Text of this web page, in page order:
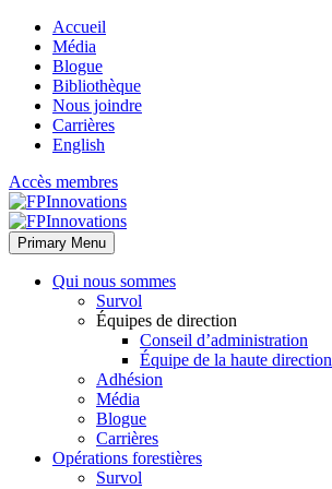
Accueil
Média
Blogue
Bibliothèque
Nous joindre
Carrières
English
Accès membres
Primary Menu
Qui nous sommes
Survol
Équipes de direction
Conseil d’administration
Équipe de la haute direction
Adhésion
Média
Blogue
Carrières
Opérations forestières
Survol